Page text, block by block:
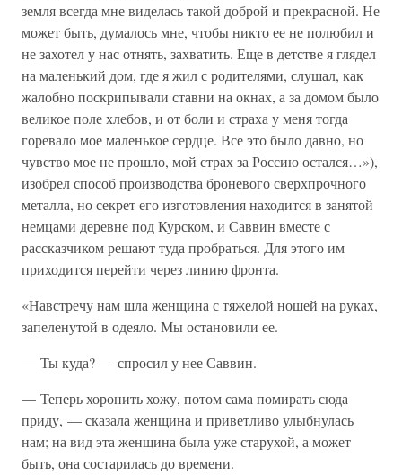
земля всегда мне виделась такой доброй и прекрасной. Не
может быть, думалось мне, чтобы никто ее не полюбил и
не захотел у нас отнять, захватить. Еще в детстве я глядел
на маленький дом, где я жил с родителями, слушал, как
жалобно поскрипывали ставни на окнах, а за домом было
великое поле хлебов, и от боли и страха у меня тогда
горевало мое маленькое сердце. Все это было давно, но
чувство мое не прошло, мой страх за Россию остался…»),
изобрел способ производства броневого сверхпрочного
металла, но секрет его изготовления находится в занятой
немцами деревне под Курском, и Саввин вместе с
рассказчиком решают туда пробраться. Для этого им
приходится перейти через линию фронта.
«Навстречу нам шла женщина с тяжелой ношей на руках,
запеленутой в одеяло. Мы остановили ее.
— Ты куда? — спросил у нее Саввин.
— Теперь хоронить хожу, потом сама помирать сюда
приду, — сказала женщина и приветливо улыбнулась
нам; на вид эта женщина была уже старухой, а может
быть, она состарилась до времени.